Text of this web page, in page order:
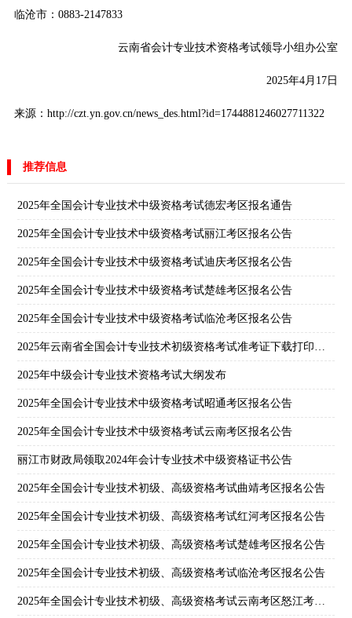
临沧市：0883-2147833
云南省会计专业技术资格考试领导小组办公室
2025年4月17日
来源：http://czt.yn.gov.cn/news_des.html?id=1744881246027711322
推荐信息
2025年全国会计专业技术中级资格考试德宏考区报名通告
2025年全国会计专业技术中级资格考试丽江考区报名公告
2025年全国会计专业技术中级资格考试迪庆考区报名公告
2025年全国会计专业技术中级资格考试楚雄考区报名公告
2025年全国会计专业技术中级资格考试临沧考区报名公告
2025年云南省全国会计专业技术初级资格考试准考证下载打印公告
2025年中级会计专业技术资格考试大纲发布
2025年全国会计专业技术中级资格考试昭通考区报名公告
2025年全国会计专业技术中级资格考试云南考区报名公告
丽江市财政局领取2024年会计专业技术中级资格证书公告
2025年全国会计专业技术初级、高级资格考试曲靖考区报名公告
2025年全国会计专业技术初级、高级资格考试红河考区报名公告
2025年全国会计专业技术初级、高级资格考试楚雄考区报名公告
2025年全国会计专业技术初级、高级资格考试临沧考区报名公告
2025年全国会计专业技术初级、高级资格考试云南考区怒江考点报名公告